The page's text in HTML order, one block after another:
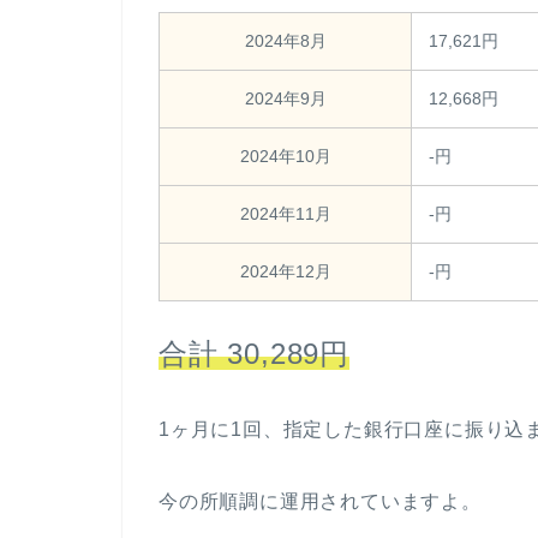
2024年8月 17,621円
2024年9月 12,668円
2024年10月 -円
2024年11月 -円
2024年12月 -円
合計 30,289円
1ヶ月に1回、指定した銀行口座に振り込
今の所順調に運用されていますよ。